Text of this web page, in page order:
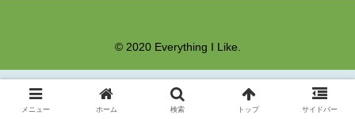
© 2020 Everything I Like.
メニュー ホーム 検索 トップ サイドバー